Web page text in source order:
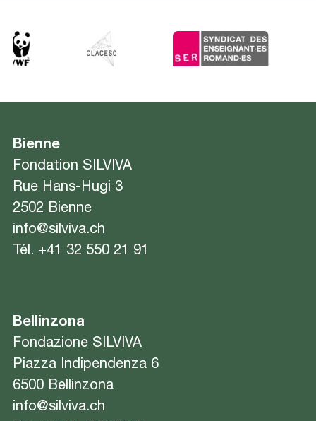
Bienne
Fondation SILVIVA
Rue Hans-Hugi 3
2502 Bienne
info@silviva.ch
Tél. +41 32 550 21 91
Bellinzona
Fondazione SILVIVA
Piazza Indipendenza 6
6500 Bellinzona
info@silviva.ch